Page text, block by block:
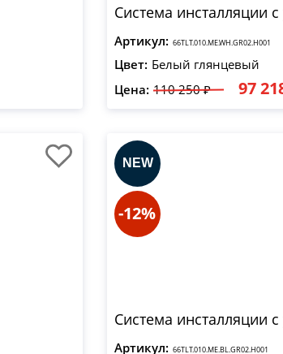
Система инсталляции
Артикул: 66TLT.010.ME.WH.GR02.H001
Цвет: Белый глянцевый
Цена: 110 250 ₽ 97
-12%
Система инсталляции
Артикул: 66TLT.010.ME.BL.GR02.H001